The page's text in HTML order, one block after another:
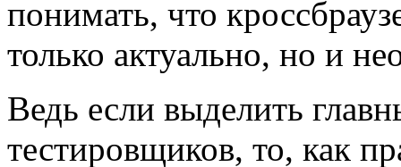
понимать, что
только актуально, но и
Ведь если выделить
тестировщиков, то, как